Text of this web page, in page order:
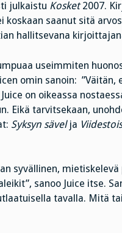
julkaistu Kosket2007.
koskaan saanut sitä
hallitsevana
useimmiten
omin sanoin: ”Väitän,
on oikeassa
Eikä tarvitsekaan,
Syksyn sävelja
syvällinen, mietiskelevä
sanoo Juice itse.
tavalla. Mitä